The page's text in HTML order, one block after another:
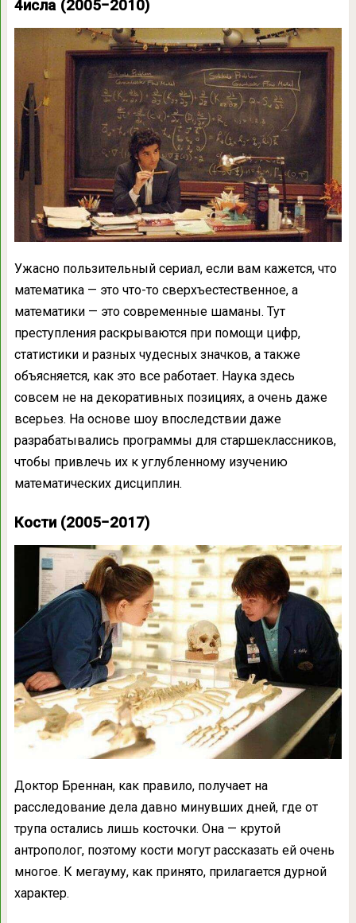
4исла (2005−2010)
Ужасно пользительный сериал, если вам кажется, что
математика — это что-то сверхъестественное, а
математики — это современные шаманы. Тут
преступления раскрываются при помощи цифр,
статистики и разных чудесных значков, а также
объясняется, как это все работает. Наука здесь
совсем не на декоративных позициях, а очень даже
всерьез. На основе шоу впоследствии даже
разрабатывались программы для старшеклассников,
чтобы привлечь их к углубленному изучению
математических дисциплин.
Кости (2005−2017)
Доктор Бреннан, как правило, получает на
расследование дела давно минувших дней, где от
трупа остались лишь косточки. Она — крутой
антрополог, поэтому кости могут рассказать ей очень
многое. К мегауму, как принято, прилагается дурной
характер.